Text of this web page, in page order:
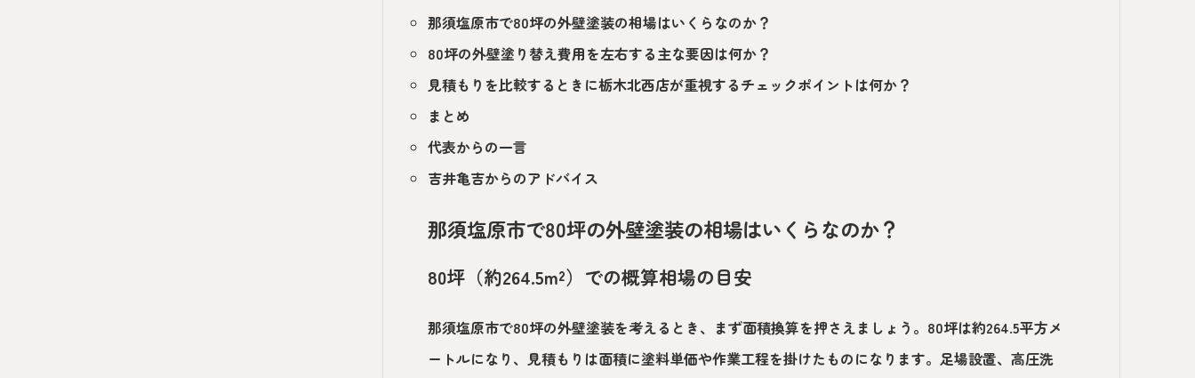
那須塩原市で80坪の外壁塗装の相場はいくらなのか？
80坪の外壁塗り替え費用を左右する主な要因は何か？
見積もりを比較するときに栃木北西店が重視するチェックポイントは何か？
まとめ
代表からの一言
吉井亀吉からのアドバイス
那須塩原市で80坪の外壁塗装の相場はいくらなのか？
80坪（約264.5m²）での概算相場の目安
那須塩原市で80坪の外壁塗装を考えるとき、まず面積換算を押さえましょう。80坪は約264.5平方メ
ートルになり、見積もりは面積に塗料単価や作業工程を掛けたものになります。足場設置、高圧洗